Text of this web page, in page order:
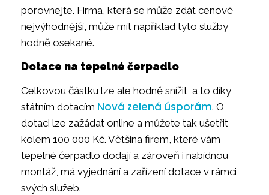
porovnejte. Firma, která se může zdát cenově
nejvýhodnější, může mít například tyto služby
hodně osekané.
Dotace na tepelné čerpadlo
Celkovou částku lze ale hodně snížit, a to díky
státním dotacím Nová zelená úsporám. O
dotaci lze zažádat online a můžete tak ušetřit
kolem 100 000 Kč. Většina firem, které vám
tepelné čerpadlo dodají a zároveň i nabídnou
montáž, má vyjednání a zařízení dotace v rámci
svých služeb.